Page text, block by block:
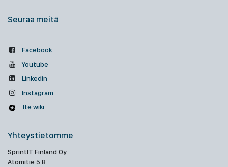
Seuraa meitä
Facebook
Youtube
Linkedin
Instagram
Ite wiki
Yhteystietomme
SprintIT Finland Oy
Atomitie 5 B